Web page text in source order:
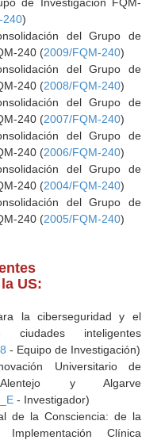
240)
del Grupo de
240 (2009/FQM-240)
del Grupo de
240 (2008/FQM-240)
del Grupo de
240 (2007/FQM-240)
del Grupo de
240 (2006/FQM-240)
del Grupo de
240 (2004/FQM-240)
del Grupo de
240 (2005/FQM-240)
US:
la ciberseguridad y el
ciudades inteligentes
- Equipo de Investigación)
Universitario de
y Algarve
- Investigador)
de la Consciencia: de la
Clínica